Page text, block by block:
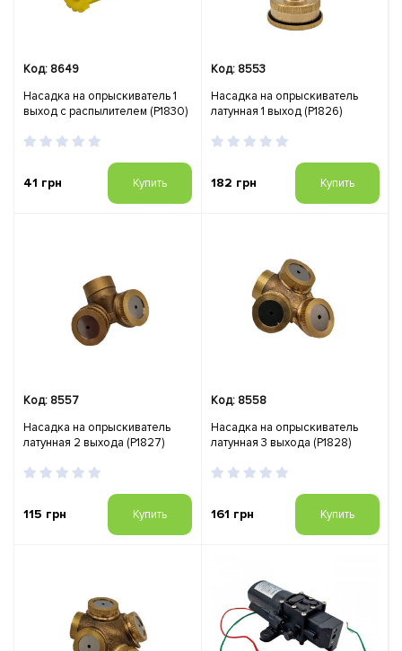
Код: 8649
Насадка на опрыскиватель 1
выход с распылителем (Р1830)
41 грн Купить
Код: 8553
Насадка на опрыскиватель
латунная 1 выход (Р1826)
182 грн Купить
Код: 8557
Насадка на опрыскиватель
латунная 2 выхода (Р1827)
115 грн Купить
Код: 8558
Насадка на опрыскиватель
латунная 3 выхода (Р1828)
161 грн Купить